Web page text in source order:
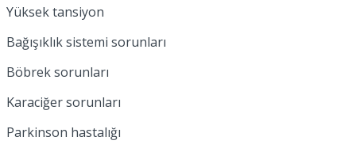
Yüksek tansiyon
Bağışıklık sistemi sorunları
Böbrek sorunları
Karaciğer sorunları
Parkinson hastalığı